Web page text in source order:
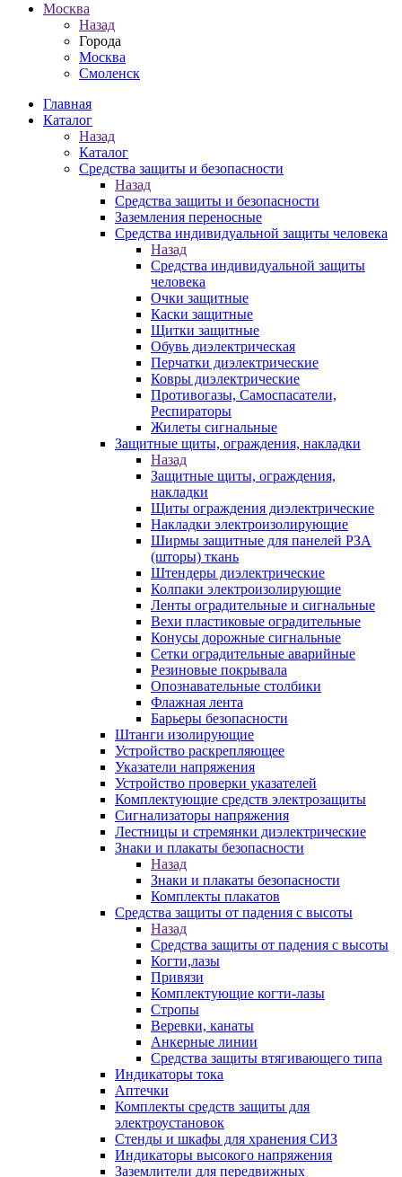
Москва
Назад
Города
Москва
Смоленск
Главная
Каталог
Назад
Каталог
Средства защиты и безопасности
Назад
Средства защиты и безопасности
Заземления переносные
Средства индивидуальной защиты человека
Назад
Средства индивидуальной защиты
человека
Очки защитные
Каски защитные
Щитки защитные
Обувь диэлектрическая
Перчатки диэлектрические
Ковры диэлектрические
Противогазы, Самоспасатели,
Респираторы
Жилеты сигнальные
Защитные щиты, ограждения, накладки
Назад
Защитные щиты, ограждения,
накладки
Щиты ограждения диэлектрические
Накладки электроизолирующие
Ширмы защитные для панелей РЗА
(шторы) ткань
Штендеры диэлектрические
Колпаки электроизолирующие
Ленты оградительные и сигнальные
Вехи пластиковые оградительные
Конусы дорожные сигнальные
Сетки оградительные аварийные
Резиновые покрывала
Опознавательные столбики
Флажная лента
Барьеры безопасности
Штанги изолирующие
Устройство раскрепляющее
Указатели напряжения
Устройство проверки указателей
Комплектующие средств электрозащиты
Сигнализаторы напряжения
Лестницы и стремянки диэлектрические
Знаки и плакаты безопасности
Назад
Знаки и плакаты безопасности
Комплекты плакатов
Средства защиты от падения с высоты
Назад
Средства защиты от падения с высоты
Когти,лазы
Привязи
Комплектующие когти-лазы
Стропы
Веревки, канаты
Анкерные линии
Средства защиты втягивающего типа
Индикаторы тока
Аптечки
Комплекты средств защиты для
электроустановок
Стенды и шкафы для хранения СИЗ
Индикаторы высокого напряжения
Заземлители для передвижных